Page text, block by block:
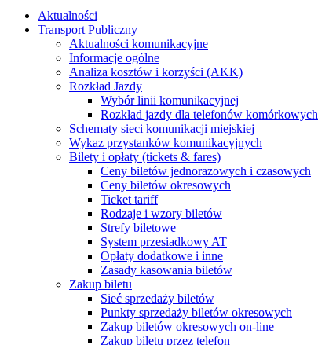
Aktualności
Transport Publiczny
Aktualności komunikacyjne
Informacje ogólne
Analiza kosztów i korzyści (AKK)
Rozkład Jazdy
Wybór linii komunikacyjnej
Rozkład jazdy dla telefonów komórkowych
Schematy sieci komunikacji miejskiej
Wykaz przystanków komunikacyjnych
Bilety i opłaty (tickets & fares)
Ceny biletów jednorazowych i czasowych
Ceny biletów okresowych
Ticket tariff
Rodzaje i wzory biletów
Strefy biletowe
System przesiadkowy AT
Opłaty dodatkowe i inne
Zasady kasowania biletów
Zakup biletu
Sieć sprzedaży biletów
Punkty sprzedaży biletów okresowych
Zakup biletów okresowych on-line
Zakup biletu przez telefon